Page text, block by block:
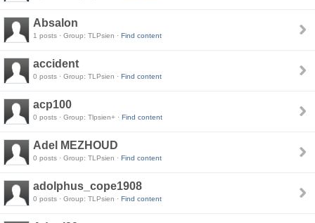
Absalon
1 posts · Group: TLPsien · Find content
accident
0 posts · Group: TLPsien · Find content
acp100
0 posts · Group: Tlpsien+ · Find content
Adel MEZHOUD
0 posts · Group: TLPsien · Find content
adolphus_cope1908
0 posts · Group: TLPsien · Find content